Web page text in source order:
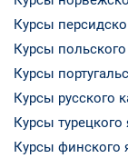
Курсы
Курсы
Курсы
Курсы русского
Курсы турецкого
Курсы финского